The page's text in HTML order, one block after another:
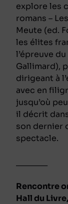
explore les
romans –
Meute (ed.
les élites
l’épreuve
Gallimard),
dirigeant à
avec en
jusqu’où
il décrit
son dernier
spectacle.
Rencontre
Hall du